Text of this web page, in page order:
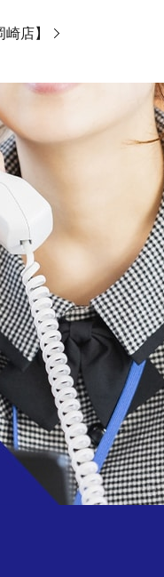
店】